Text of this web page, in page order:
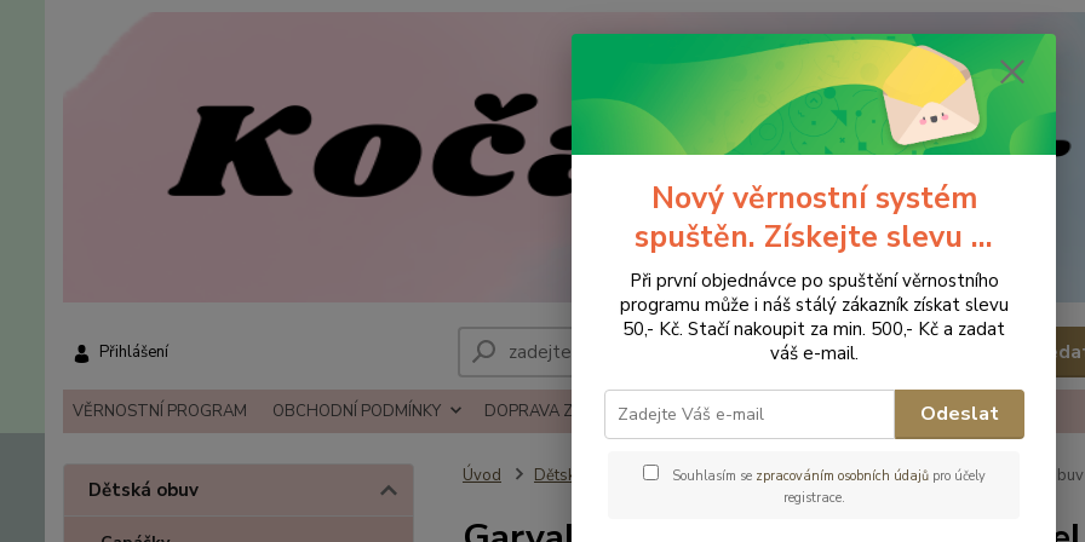
VĚRNOSTNÍ PROGRAM OBCHODNÍ PODMÍNKY DOPRAVA ZBOŽÍ REKLAMACE A VRÁCENÍ ZBOŹÍ KONTAKTY
Přihlášení
Dětská obuv
Úvod Dětská obuv Obuv letní Obuv letní - vel.30 Garvalin Dětská
Nový věrnostní systém
spuštěn. Získejte slevu ...
Při první objednávce po spuštění věrnostního
programu může i náš stálý zákazník získat slevu
50,- Kč. Stačí nakoupit za min. 500,- Kč a zadat
váš e-mail.
Odeslat
Souhlasím se zpracováním osobních údajůpro účely
registrace.